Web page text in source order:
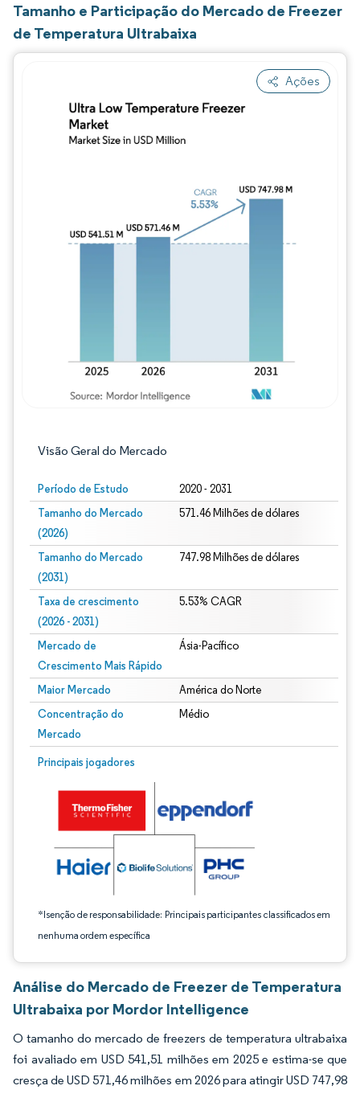
Tamanho e Participação do Mercado de Freezer
de Temperatura Ultrabaixa
Ações
Visão Geral do Mercado
Período de Estudo 2020 - 2031
Tamanho do Mercado
(2026)
571.46 Milhões de dólares
Tamanho do Mercado
(2031)
747.98 Milhões de dólares
Taxa de crescimento
(2026 - 2031)
5.53% CAGR
Mercado de
Crescimento Mais Rápido
Ásia-Pacífico
Maior Mercado América do Norte
Concentração do
Mercado
Médio
Principais jogadores
*Isenção de responsabilidade: Principais participantes classificados em
nenhuma ordem específica
Imagem © Mordor Intelligence. O reuso requer atribuição conforme CC BY 4.0.
Análise do Mercado de Freezer de Temperatura
Ultrabaixa por Mordor Intelligence
O tamanho do mercado de freezers de temperatura ultrabaixa
foi avaliado em USD 541,51 milhões em 2025 e estima-se que
cresça de USD 571,46 milhões em 2026 para atingir USD 747,98